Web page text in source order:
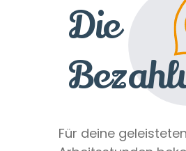
Die
Für deine geleisteten